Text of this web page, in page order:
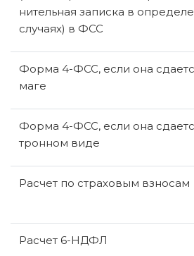
ни­тель­ная за­пис­ка в
слу­ча­ях) в ФСС
Форма 4-ФСС, если она
ма­ге
Форма 4-ФСС, если она
трон­ном виде
Рас­чет по стра­хо­вым взно­сам
Рас­чет 6-НД­ФЛ